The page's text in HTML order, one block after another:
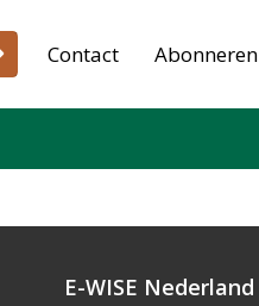
Contact Abonneren
E-WISE Nederland